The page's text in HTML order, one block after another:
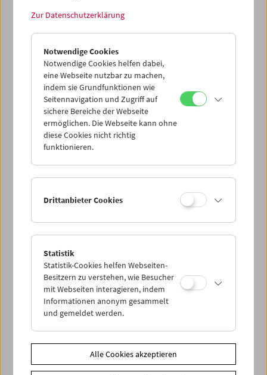
< zurück zur Übersicht
Share on
Zur Datenschutzerklärung
Notwendige Cookies
Notwendige Cookies helfen dabei,
eine Webseite nutzbar zu machen,
indem sie Grundfunktionen wie
Seitennavigation und Zugriff auf
sichere Bereiche der Webseite
ermöglichen. Die Webseite kann ohne
diese Cookies nicht richtig
funktionieren.
Drittanbieter Cookies
Statistik
Statistik-Cookies helfen Webseiten-
Besitzern zu verstehen, wie Besucher
mit Webseiten interagieren, indem
Informationen anonym gesammelt
und gemeldet werden.
Alle Cookies akzeptieren